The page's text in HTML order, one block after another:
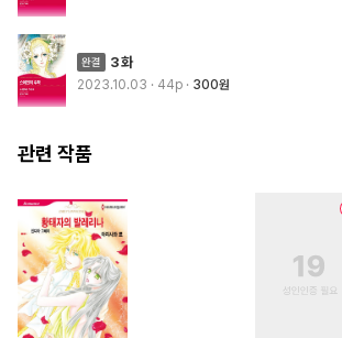
3화
2023.10.03 · 44p 300원
관련 작품